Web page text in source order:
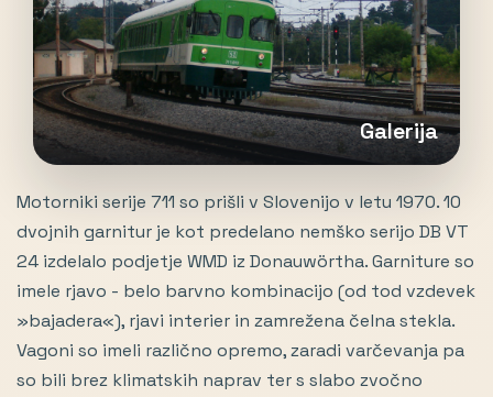
Galerija
Motorniki serije 711 so prišli v Slovenijo v letu 1970. 10
dvojnih garnitur je kot predelano nemško serijo DB VT
24 izdelalo podjetje WMD iz Donauwörtha. Garniture so
imele rjavo - belo barvno kombinacijo (od tod vzdevek
»bajadera«), rjavi interier in zamrežena čelna stekla.
Vagoni so imeli različno opremo, zaradi varčevanja pa
so bili brez klimatskih naprav ter s slabo zvočno